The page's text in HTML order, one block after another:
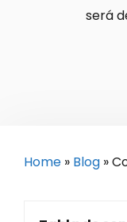
será
Home » Blog »